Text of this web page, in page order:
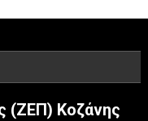
(ΖΕΠ) Κοζάνης